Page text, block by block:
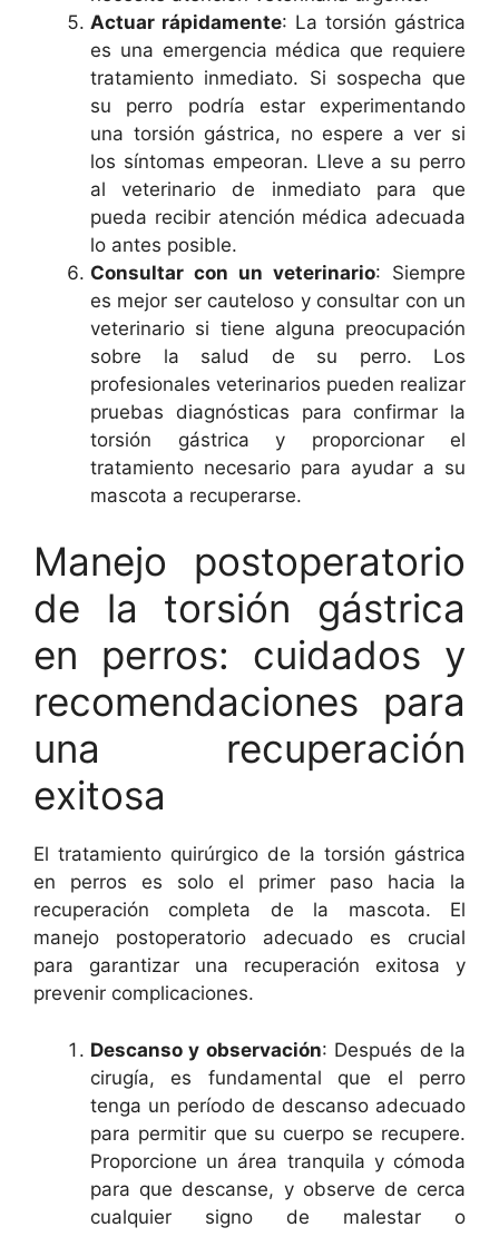
Actuar rápidamente: La torsión gástrica
es una emergencia médica que requiere
tratamiento inmediato. Si sospecha que
su perro podría estar experimentando
una torsión gástrica, no espere a ver si
los síntomas empeoran. Lleve a su perro
al veterinario de inmediato para que
pueda recibir atención médica adecuada
lo antes posible.
Consultar con un veterinario: Siempre
es mejor ser cauteloso y consultar con un
veterinario si tiene alguna preocupación
sobre la salud de su perro. Los
profesionales veterinarios pueden realizar
pruebas diagnósticas para confirmar la
torsión gástrica y proporcionar el
tratamiento necesario para ayudar a su
mascota a recuperarse.
Manejo postoperatorio
de la torsión gástrica
en perros: cuidados y
recomendaciones para
una recuperación
exitosa
El tratamiento quirúrgico de la torsión gástrica
en perros es solo el primer paso hacia la
recuperación completa de la mascota. El
manejo postoperatorio adecuado es crucial
para garantizar una recuperación exitosa y
prevenir complicaciones.
Descanso y observación: Después de la
cirugía, es fundamental que el perro
tenga un período de descanso adecuado
para permitir que su cuerpo se recupere.
Proporcione un área tranquila y cómoda
para que descanse, y observe de cerca
cualquier signo de malestar o